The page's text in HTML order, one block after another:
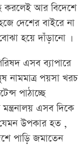
করলেই আর বিদেশে
দেশের বাইরে না
হয়ে দাঁড়ানো ।
এসব ব্যাপারে
নামমাত্র পয়সা খরচ
পাঠাচ্ছে
এসব দিকে
যেমন উপকার হত ,
পাড়ি জমাতেন